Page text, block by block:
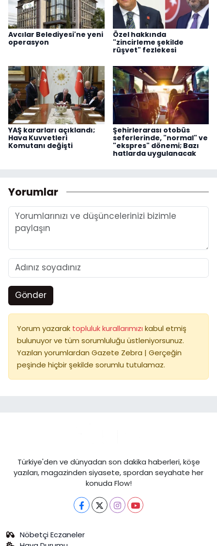
Avcılar Belediyesi'ne yeni
operasyon
Özel hakkında
"zincirleme şekilde
rüşvet" fezlekesi
YAŞ kararları açıklandı;
Hava Kuvvetleri
Komutanı değişti
Şehirlerarası otobüs
seferlerinde, "normal" ve
"ekspres" dönemi; Bazı
hatlarda uygulanacak
Yorumlar
Gönder
Yorum yazarak topluluk kurallarımızı kabul etmiş
bulunuyor ve tüm sorumluluğu üstleniyorsunuz.
Yazılan yorumlardan Gazete Zebra | Gerçeğin
peşinde hiçbir şekilde sorumlu tutulamaz.
Türkiye'den ve dünyadan son dakika haberleri, köşe
yazıları, magazinden siyasete, spordan seyahate her
konuda Flow!
Nöbetçi Eczaneler